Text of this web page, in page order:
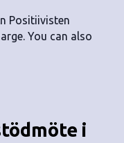
Positiivisten
You can also
i